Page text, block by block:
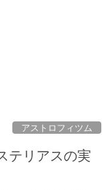
アストロフィツム
テリアスの実